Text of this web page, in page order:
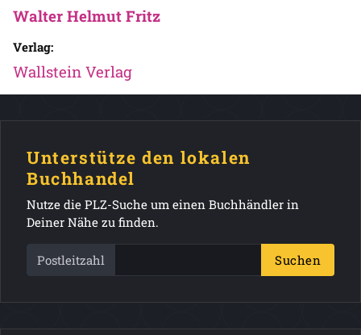
Walter Helmut Fritz
Verlag:
Wallstein Verlag
Unterstütze den lokalen
Buchhandel
Nutze die PLZ-Suche um einen Buchhändler in
Deiner Nähe zu finden.
Postleitzahl Suchen